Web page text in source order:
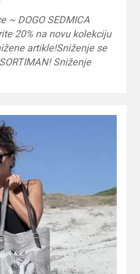
~ DOGO SEDMICA
20% na novu kolekciju
artikle!Sniženje se
Sniženje